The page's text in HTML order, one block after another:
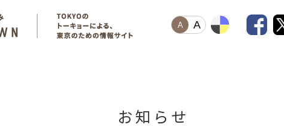
A A
お知らせ